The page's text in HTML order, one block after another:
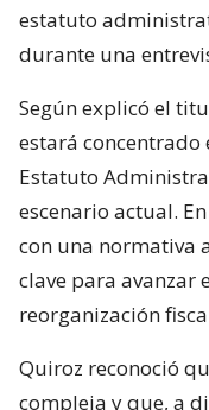
estatuto
durante una
Según explicó el
estará
Estatuto
escenario actual.
con una normativa
clave para avanzar
reorganización
Quiroz reconoció
compleja y que, a